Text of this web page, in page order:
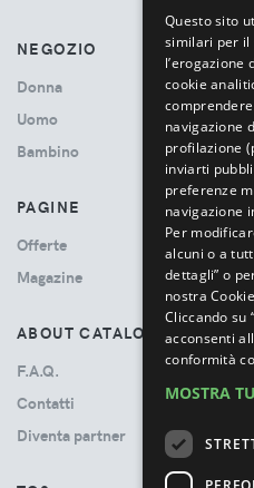
NEGOZIO
Donna
Uomo
Bambino
PAGINE
Offerte
Magazine
ABOUT CATALOVE
F.A.Q.
Contatti
Diventa partner
Questo sito
similari per il
l’erogazione
cookie
navigazione
profilazione
inviarti
preferenze
navigazione
Per
alcuni o a
dettagli” o
nostra
Cliccando su
acconsenti
conformità
MOSTRA